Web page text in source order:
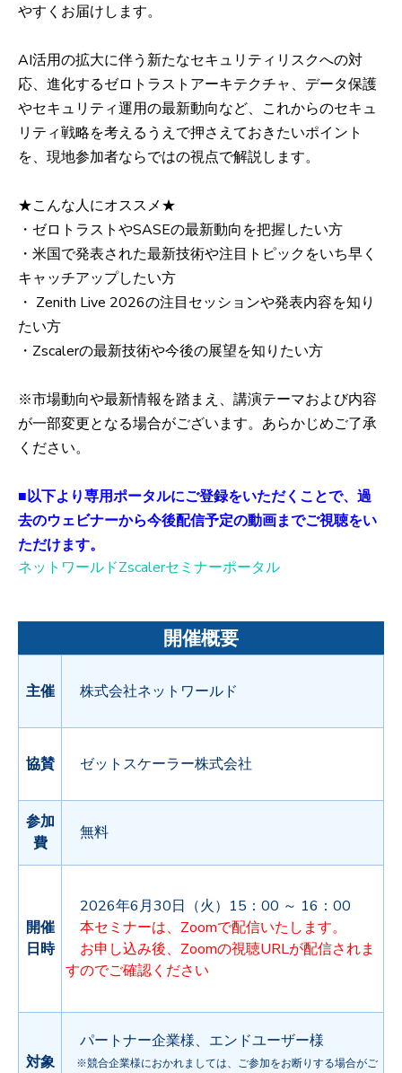
やすくお届けします。
AI活用の拡大に伴う新たなセキュリティリスクへの対
応、進化するゼロトラストアーキテクチャ、データ保護
やセキュリティ運用の最新動向など、これからのセキュ
リティ戦略を考えるうえで押さえておきたいポイント
を、現地参加者ならではの視点で解説します。
★こんな人にオススメ★
・ゼロトラストやSASEの最新動向を把握したい方
・米国で発表された最新技術や注目トピックをいち早く
キャッチアップしたい方
・ Zenith Live 2026の注目セッションや発表内容を知り
たい方
・Zscalerの最新技術や今後の展望を知りたい方
※市場動向や最新情報を踏まえ、講演テーマおよび内容
が一部変更となる場合がございます。あらかじめご了承
ください。
■以下より専用ポータルにご登録をいただくことで、過
去のウェビナーから今後配信予定の動画までご視聴をい
ただけます。
ネットワールドZscalerセミナーポータル
開催概要
主催 株式会社ネットワールド
協賛 ゼットスケーラー株式会社
参加
費
無料
開催
日時
2026年6月30日（火）15：00 ～ 16：00
本セミナーは、Zoomで配信いたします。
お申し込み後、Zoomの視聴URLが配信されま
すのでご確認ください
対象
パートナー企業様、エンドユーザー様
※競合企業様におかれましては、ご参加をお断りする場合がご